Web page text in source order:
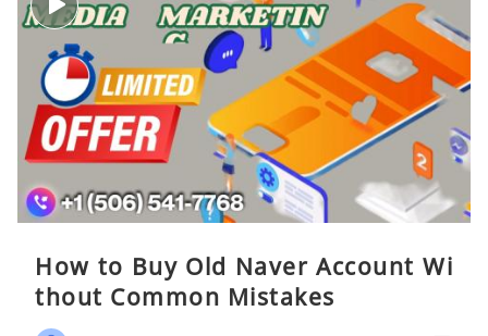
How to Buy Old Naver Account Wi
thout Common Mistakes